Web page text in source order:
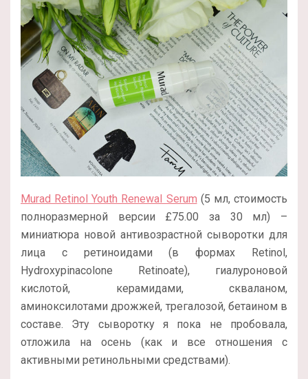
Murad Retinol Youth Renewal Serum (5 мл, стоимость
полноразмерной версии £75.00 за 30 мл) –
миниатюра новой антивозрастной сыворотки для
лица с ретиноидами (в формах Retinol,
Hydroxypinacolone Retinoate), гиалуроновой
кислотой, керамидами, скваланом,
аминоксилотами дрожжей, трегалозой, бетаином в
составе. Эту сыворотку я пока не пробовала,
отложила на осень (как и все отношения с
активными ретинольными средствами).